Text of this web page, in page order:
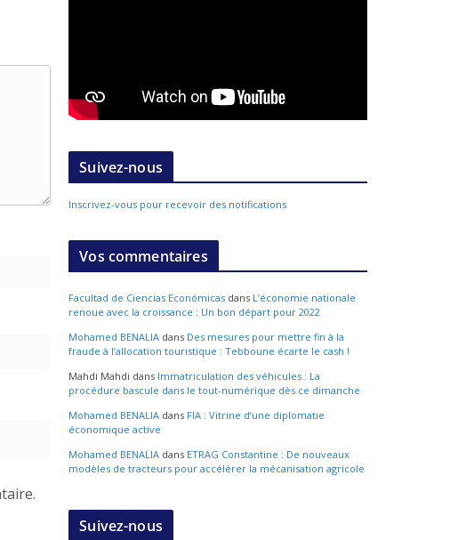
Suivez-nous
Inscrivez-vous pour recevoir des notifications
Vos commentaires
Facultad de Ciencias Económicas dans L’économie nationale
renoue avec la croissance : Un bon départ pour 2022
Mohamed BENALIA dans Des mesures pour mettre fin à la
fraude à l’allocation touristique : Tebboune écarte le cash !
Mahdi Mahdi dans Immatriculation des véhicules : La
procédure bascule dans le tout-numérique dès ce dimanche
Mohamed BENALIA dans FIA : Vitrine d’une diplomatie
économique active
Mohamed BENALIA dans ETRAG Constantine : De nouveaux
modèles de tracteurs pour accélérer la mécanisation agricole
Suivez-nous